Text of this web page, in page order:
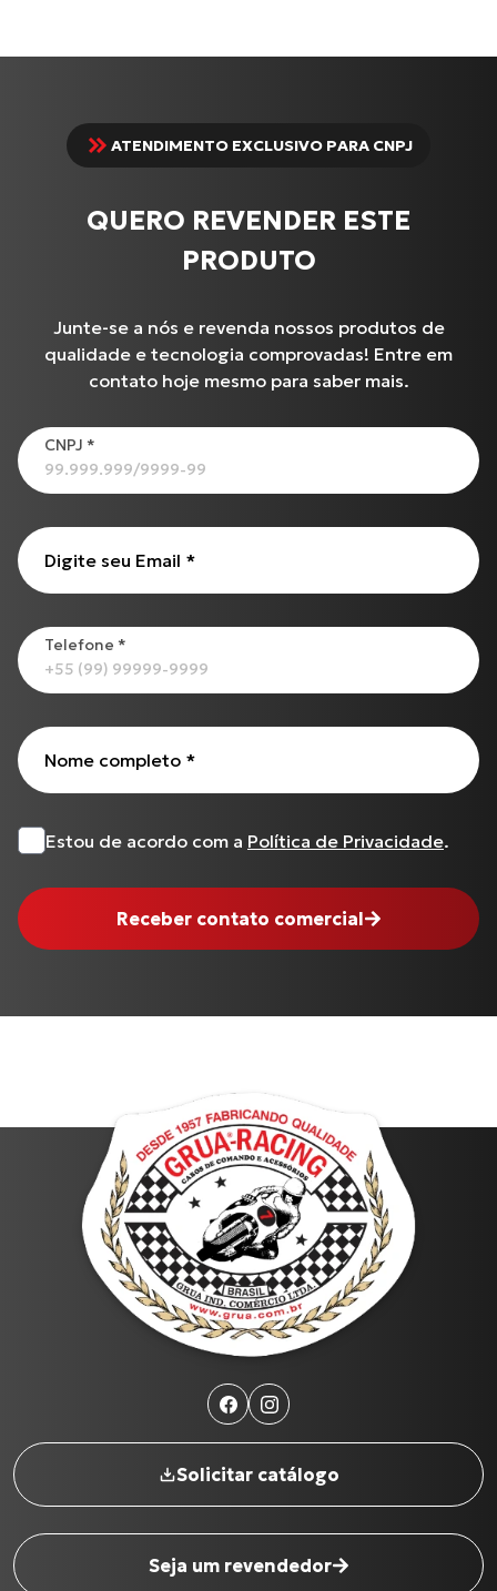
Cabo de Embreagem para S-1000 R (17 até 18)
BURGMAN-125 I
Cabo de Acelerador para TIGER-855 i (99 até 00)
CG-125
ATENDIMENTO EXCLUSIVO PARA CNPJ
QUERO REVENDER ESTE
PRODUTO
Junte-se a nós e revenda nossos produtos de
qualidade e tecnologia comprovadas! Entre em
contato hoje mesmo para saber mais.
CNPJ *
Digite seu Email *
Telefone *
Nome completo *
Estou de acordo com a Política de Privacidade.
Receber contato comercial
Solicitar catálogo
Seja um revendedor